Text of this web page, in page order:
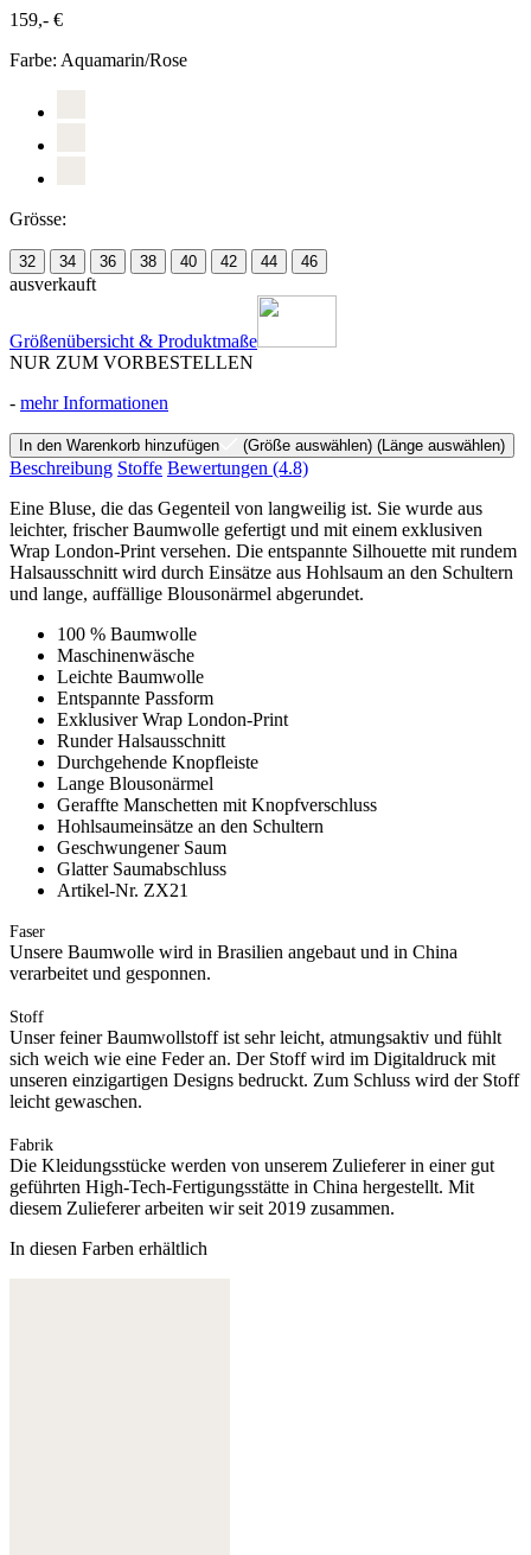
159,- €
Farbe: Aquamarin/Rose
Grösse:
32 34 36 38 40 42 44 46
ausverkauft
Größenübersicht & Produktmaße
NUR ZUM VORBESTELLEN
- mehr Informationen
In den Warenkorb hinzufügen (Größe auswählen) (Länge auswählen)
Beschreibung Stoffe Bewertungen (4.8)
Eine Bluse, die das Gegenteil von langweilig ist. Sie wurde aus
leichter, frischer Baumwolle gefertigt und mit einem exklusiven
Wrap London-Print versehen. Die entspannte Silhouette mit rundem
Halsausschnitt wird durch Einsätze aus Hohlsaum an den Schultern
und lange, auffällige Blousonärmel abgerundet.
100 % Baumwolle
Maschinenwäsche
Leichte Baumwolle
Entspannte Passform
Exklusiver Wrap London-Print
Runder Halsausschnitt
Durchgehende Knopfleiste
Lange Blousonärmel
Geraffte Manschetten mit Knopfverschluss
Hohlsaumeinsätze an den Schultern
Geschwungener Saum
Glatter Saumabschluss
Artikel-Nr. ZX21
Faser
Unsere Baumwolle wird in Brasilien angebaut und in China
verarbeitet und gesponnen.
Stoff
Unser feiner Baumwollstoff ist sehr leicht, atmungsaktiv und fühlt
sich weich wie eine Feder an. Der Stoff wird im Digitaldruck mit
unseren einzigartigen Designs bedruckt. Zum Schluss wird der Stoff
leicht gewaschen.
Fabrik
Die Kleidungsstücke werden von unserem Zulieferer in einer gut
geführten High-Tech-Fertigungsstätte in China hergestellt. Mit
diesem Zulieferer arbeiten wir seit 2019 zusammen.
In diesen Farben erhältlich